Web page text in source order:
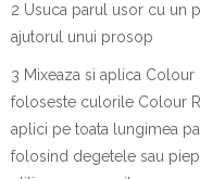
2 Usuca parul usor cu un
ajutorul unui prosop
3 Mixeaza si aplica Colour
foloseste culorile Colour
aplici pe toata lungimea
folosind degetele sau